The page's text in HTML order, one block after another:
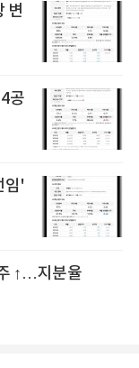
변
공
임'